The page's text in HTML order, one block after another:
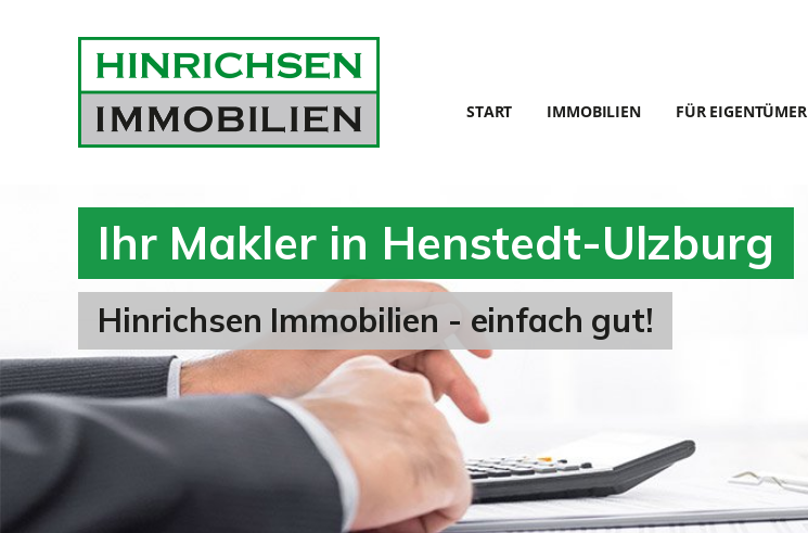
START IMMOBILIEN FÜR EIGENTÜMER
Ihr Makler in Henstedt-Ulzburg
Hinrichsen Immobilien - einfach gut!